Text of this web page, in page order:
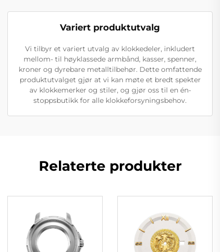
Variert produktutvalg
Vi tilbyr et variert utvalg av klokkedeler, inkludert
mellom- til høyklassede armbånd, kasser, spenner,
kroner og dyrebare metalltilbehør. Dette omfattende
produktutvalget gjør at vi kan møte et bredt spekter
av klokkemerker og stiler, og gjør oss til en én-
stoppsbutikk for alle klokkeforsyningsbehov.
Relaterte produkter